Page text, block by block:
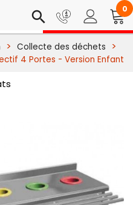
search 0
Collecte des déchets
4 Portes - Version Enfant